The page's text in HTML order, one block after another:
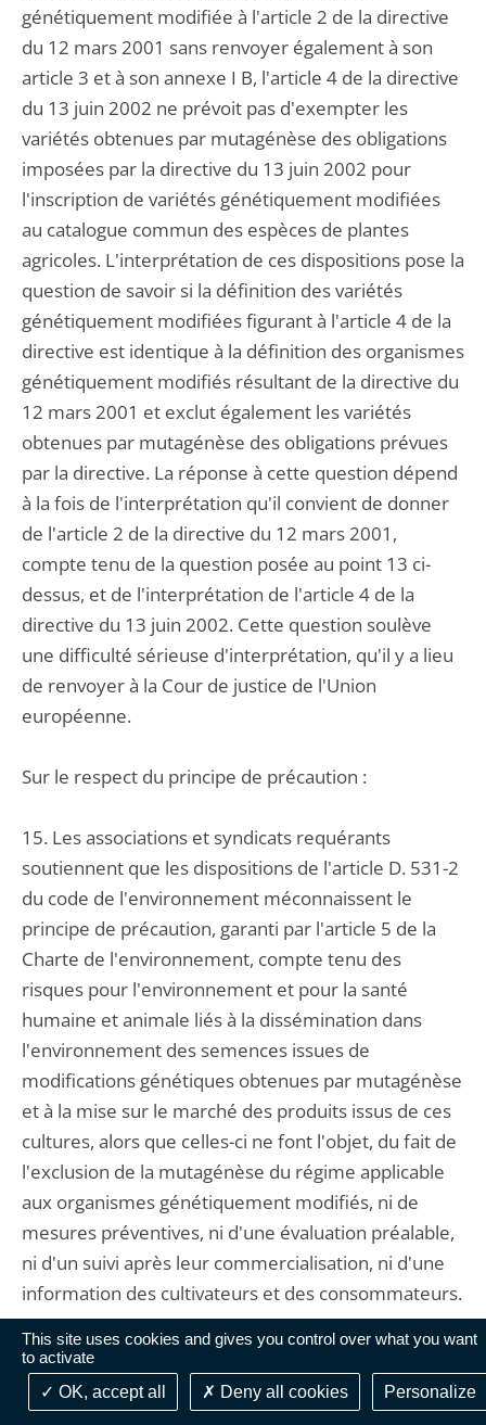
This site uses cookies and gives you control over what you want
to activate
OK, accept all
Deny all cookies Personalize
génétiquement modifiée à l'article 2 de la directive
du 12 mars 2001 sans renvoyer également à son
article 3 et à son annexe I B, l'article 4 de la directive
du 13 juin 2002 ne prévoit pas d'exempter les
variétés obtenues par mutagénèse des obligations
imposées par la directive du 13 juin 2002 pour
l'inscription de variétés génétiquement modifiées
au catalogue commun des espèces de plantes
agricoles. L'interprétation de ces dispositions pose la
question de savoir si la définition des variétés
génétiquement modifiées figurant à l'article 4 de la
directive est identique à la définition des organismes
génétiquement modifiés résultant de la directive du
12 mars 2001 et exclut également les variétés
obtenues par mutagénèse des obligations prévues
par la directive. La réponse à cette question dépend
à la fois de l'interprétation qu'il convient de donner
de l'article 2 de la directive du 12 mars 2001,
compte tenu de la question posée au point 13 ci-
dessus, et de l'interprétation de l'article 4 de la
directive du 13 juin 2002. Cette question soulève
une difficulté sérieuse d'interprétation, qu'il y a lieu
de renvoyer à la Cour de justice de l'Union
européenne.
Sur le respect du principe de précaution :
15. Les associations et syndicats requérants
soutiennent que les dispositions de l'article D. 531-2
du code de l'environnement méconnaissent le
principe de précaution, garanti par l'article 5 de la
Charte de l'environnement, compte tenu des
risques pour l'environnement et pour la santé
humaine et animale liés à la dissémination dans
l'environnement des semences issues de
modifications génétiques obtenues par mutagénèse
et à la mise sur le marché des produits issus de ces
cultures, alors que celles-ci ne font l'objet, du fait de
l'exclusion de la mutagénèse du régime applicable
aux organismes génétiquement modifiés, ni de
mesures préventives, ni d'une évaluation préalable,
ni d'un suivi après leur commercialisation, ni d'une
information des cultivateurs et des consommateurs.
En ce qui concerne l'office du juge :
16. Eu égard aux dispositions de l'article 88-1 de la